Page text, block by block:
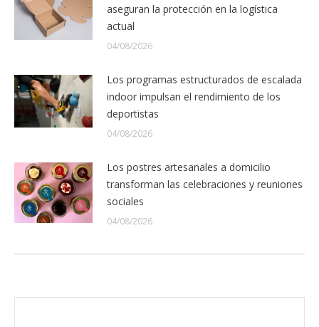
aseguran la protección en la logística
actual
04/08/2026
Los programas estructurados de escalada
indoor impulsan el rendimiento de los
deportistas
04/08/2026
Los postres artesanales a domicilio
transforman las celebraciones y reuniones
sociales
04/08/2026